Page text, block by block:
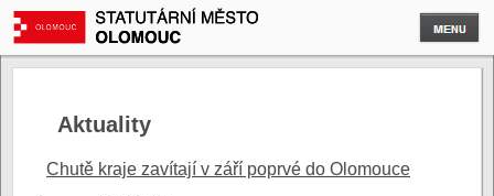
Aktuality
Chutě kraje zavítají v září poprvé do Olomouce